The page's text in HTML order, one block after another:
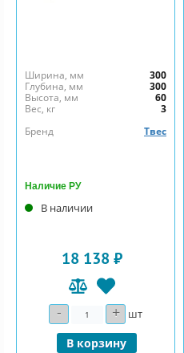
Ширина, мм
300
Глубина, мм
300
Высота, мм
60
Вес, кг
3
Бренд
Твес
Наличие РУ
В наличии
18 138 ₽
- Количество+ шт
В корзину